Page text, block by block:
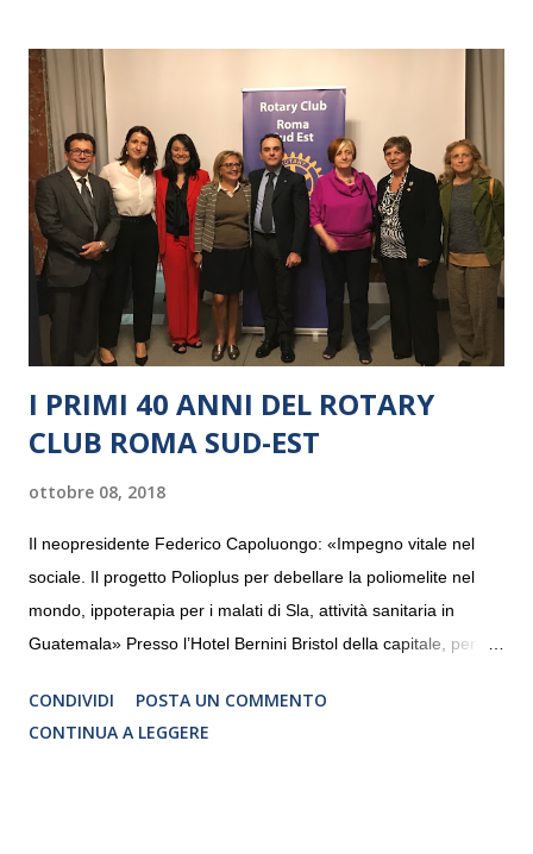
I PRIMI 40 ANNI DEL ROTARY
CLUB ROMA SUD-EST
ottobre 08, 2018
Il neopresidente Federico Capoluongo: «Impegno vitale nel
sociale. Il progetto Polioplus per debellare la poliomelite nel
mondo, ippoterapia per i malati di Sla, attività sanitaria in
Guatemala» Presso l’Hotel Bernini Bristol della capitale, per la
programmazione del Rotary Club Roma Sud-Est che festeggia
i quaranta anni di attività. Un’occasione per raccontare al
CONDIVIDI
POSTA UN COMMENTO
CONTINUA A LEGGERE